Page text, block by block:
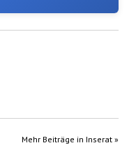
Mehr Beiträge in Inserat »